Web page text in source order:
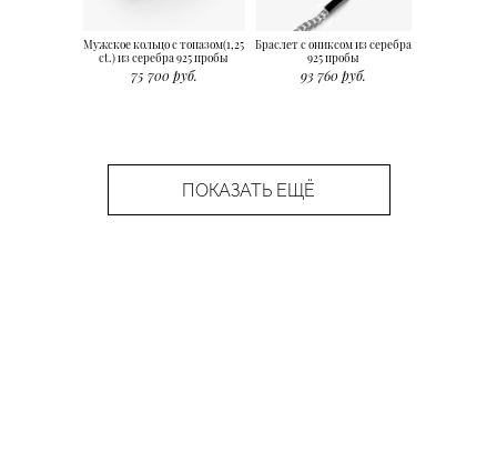
Мужское кольцо с топазом(1,25
ct.) из серебра 925 пробы
75 700 руб.
Браслет с ониксом из серебра
925 пробы
93 760 руб.
ПОКАЗАТЬ ЕЩЁ